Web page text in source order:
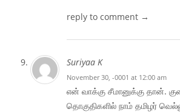
reply to comment →
Suriyaa K
November 30, -0001 at 12:00 am
என் வாக்கு சீமானுக்கு தான்.
தொகுதிகளில் நாம் தமிழர்